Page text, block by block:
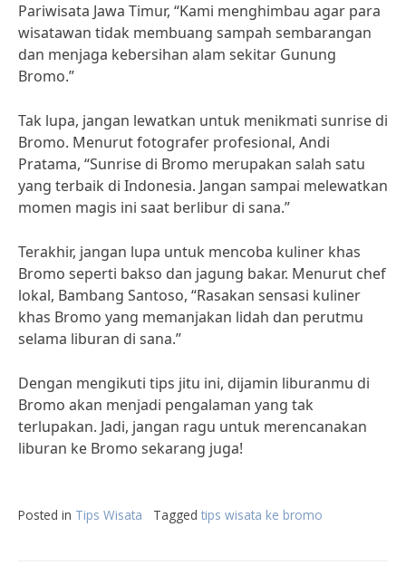
Pariwisata Jawa Timur, “Kami menghimbau agar para
wisatawan tidak membuang sampah sembarangan
dan menjaga kebersihan alam sekitar Gunung
Bromo.”
Tak lupa, jangan lewatkan untuk menikmati sunrise di
Bromo. Menurut fotografer profesional, Andi
Pratama, “Sunrise di Bromo merupakan salah satu
yang terbaik di Indonesia. Jangan sampai melewatkan
momen magis ini saat berlibur di sana.”
Terakhir, jangan lupa untuk mencoba kuliner khas
Bromo seperti bakso dan jagung bakar. Menurut chef
lokal, Bambang Santoso, “Rasakan sensasi kuliner
khas Bromo yang memanjakan lidah dan perutmu
selama liburan di sana.”
Dengan mengikuti tips jitu ini, dijamin liburanmu di
Bromo akan menjadi pengalaman yang tak
terlupakan. Jadi, jangan ragu untuk merencanakan
liburan ke Bromo sekarang juga!
Posted in Tips Wisata Tagged tips wisata ke bromo